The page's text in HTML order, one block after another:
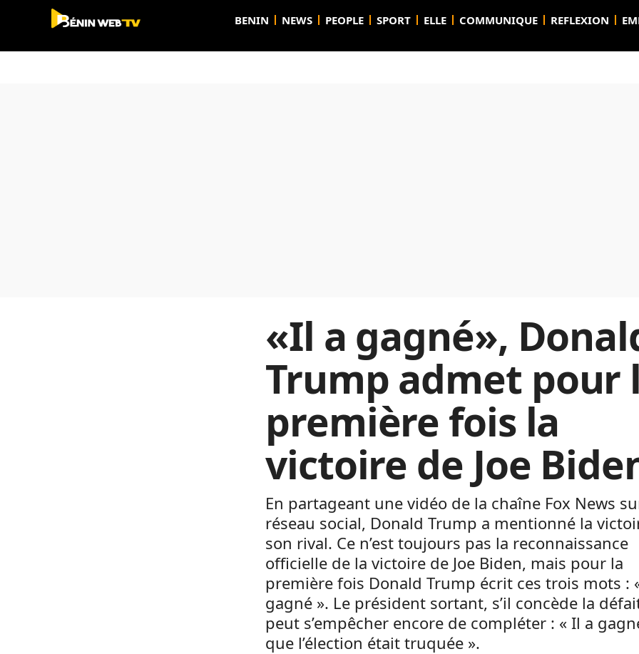
BENIN NEWS PEOPLE SPORT ELLE COMMUNIQUE REFLEXION
«Il a gagné»,
Trump admet pour
première fois la
victoire de Joe
En partageant une vidéo de la chaîne Fox News
réseau social, Donald Trump a mentionné la
son rival. Ce n’est toujours pas la reconnaissance
officielle de la victoire de Joe Biden, mais pour la
première fois Donald Trump écrit ces trois mots :
gagné ». Le président sortant, s’il concède la
peut s’empêcher encore de compléter : « Il a
que l’élection était truquée ».